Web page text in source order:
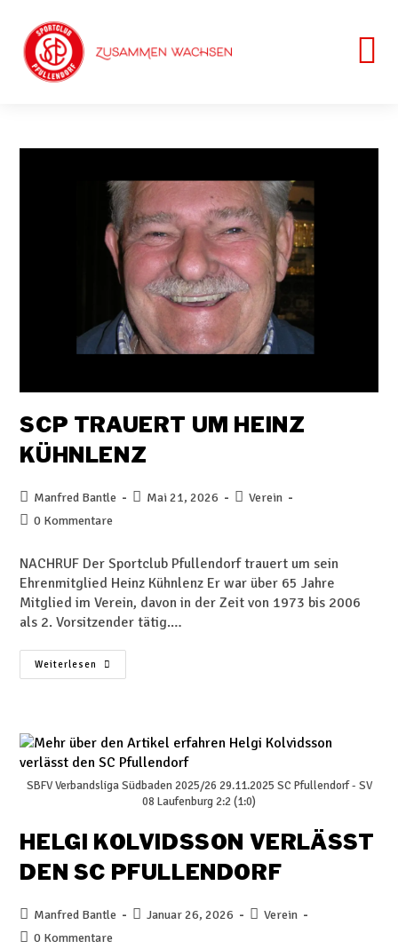
SCP TRAUERT UM HEINZ
KÜHNLENZ
Manfred Bantle Mai 21, 2026
Verein
0 Kommentare
NACHRUF Der Sportclub Pfullendorf trauert um sein
Ehrenmitglied Heinz Kühnlenz Er war über 65 Jahre
Mitglied im Verein, davon in der Zeit von 1973 bis 2006
als 2. Vorsitzender tätig.…
Weiterlesen
SBFV Verbandsliga Südbaden 2025/26 29.11.2025 SC Pfullendorf - SV
08 Laufenburg 2:2 (1:0)
HELGI KOLVIDSSON VERLÄSST
DEN SC PFULLENDORF
Manfred Bantle Januar 26, 2026
Verein
0 Kommentare